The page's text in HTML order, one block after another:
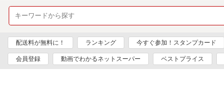
配送料が無料に！ ランキング 今すぐ参加！スタンプカード
会員登録 動画でわかるネットスーパー ベストプライス